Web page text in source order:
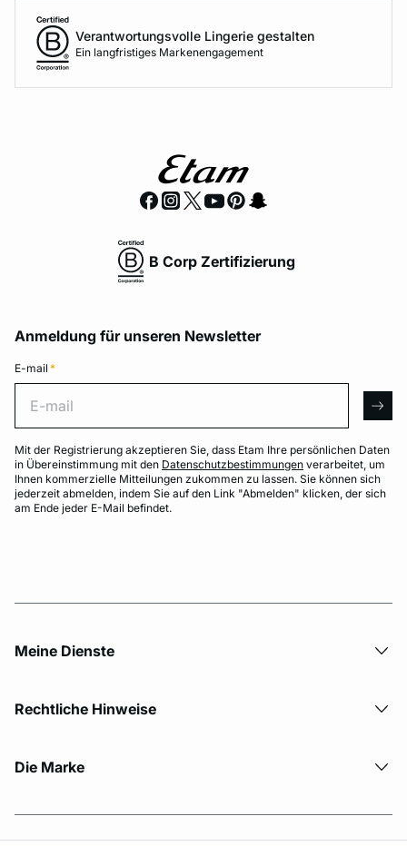
Verantwortungsvolle Lingerie gestalten
Ein langfristiges Markenengagement
B Corp Zertifizierung
Anmeldung für unseren Newsletter
E-mail *
Mit der Registrierung akzeptieren Sie, dass Etam Ihre persönlichen Daten
in Übereinstimmung mit den Datenschutzbestimmungen verarbeitet, um
Ihnen kommerzielle Mitteilungen zukommen zu lassen. Sie können sich
jederzeit abmelden, indem Sie auf den Link "Abmelden" klicken, der sich
am Ende jeder E-Mail befindet.
Meine Dienste
Rechtliche Hinweise
Die Marke